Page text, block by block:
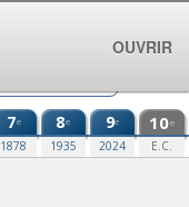
7e
1878
8e
1935
9e
2024
10e
E.C.
OUVRIR